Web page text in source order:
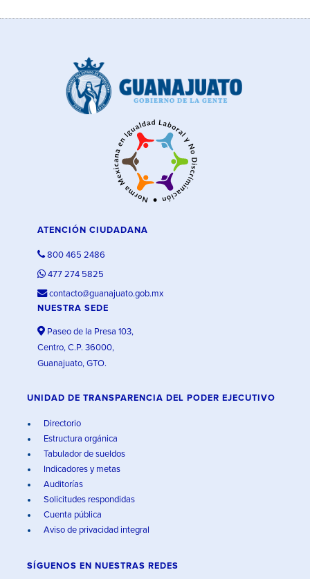
ATENCIÓN CIUDADANA
800 465 2486
477 274 5825
contacto@guanajuato.gob.mx
NUESTRA SEDE
Paseo de la Presa 103,
Centro, C.P. 36000,
Guanajuato, GTO.
UNIDAD DE TRANSPARENCIA DEL PODER EJECUTIVO
Directorio
Estructura orgánica
Tabulador de sueldos
Indicadores y metas
Auditorías
Solicitudes respondidas
Cuenta pública
Aviso de privacidad integral
SÍGUENOS EN NUESTRAS REDES